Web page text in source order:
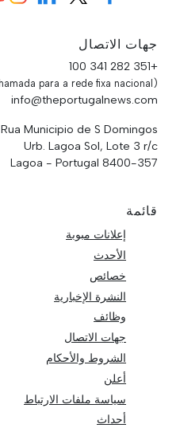
جهات الاتصال
+351 282 341 100
(Chamada para a rede fixa nacional)
info@theportugalnews.com
Rua Municipio de S Domingos
Urb. Lagoa Sol, Lote 3 r/c
8400-357 Lagoa - Portugal
قائمة
إعلانات مبوبة
الأحدث
خصائص
النشرة الإخبارية
وظائف
جهات الاتصال
الشروط والأحكام
أعلن
سياسة ملفات الارتباط
أحداث